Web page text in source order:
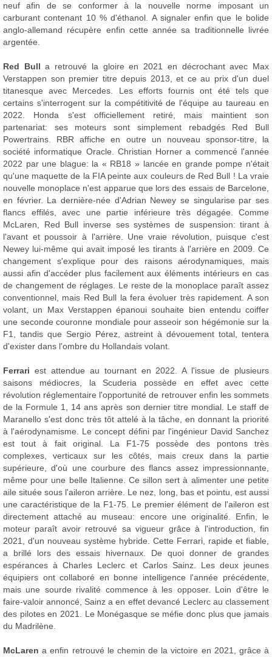
neuf afin de se conformer à la nouvelle norme imposant un
carburant contenant 10 % d'éthanol. A signaler enfin que le bolide
anglo-allemand récupère enfin cette année sa traditionnelle livrée
argentée.
Red Bull a retrouvé la gloire en 2021 en décrochant avec Max
Verstappen son premier titre depuis 2013, et ce au prix d'un duel
titanesque avec Mercedes. Les efforts fournis ont été tels que
certains s'interrogent sur la compétitivité de l'équipe au taureau en
2022. Honda s'est officiellement retiré, mais maintient son
partenariat: ses moteurs sont simplement rebadgés Red Bull
Powertrains. RBR affiche en outre un nouveau sponsor-titre, la
société informatique Oracle. Christian Horner a commencé l'année
2022 par une blague: la « RB18 » lancée en grande pompe n'était
qu'une maquette de la FIA peinte aux couleurs de Red Bull ! La vraie
nouvelle monoplace n'est apparue que lors des essais de Barcelone,
en février. La dernière-née d'Adrian Newey se singularise par ses
flancs effilés, avec une partie inférieure très dégagée. Comme
McLaren, Red Bull inverse ses systèmes de suspension: tirant à
l'avant et poussoir à l'arrière. Une vraie révolution, puisque c'est
Newey lui-même qui avait imposé les tirants à l'arrière en 2009. Ce
changement s'explique pour des raisons aérodynamiques, mais
aussi afin d'accéder plus facilement aux éléments intérieurs en cas
de changement de réglages. Le reste de la monoplace paraît assez
conventionnel, mais Red Bull la fera évoluer très rapidement. A son
volant, un Max Verstappen épanoui souhaite bien entendu coiffer
une seconde couronne mondiale pour asseoir son hégémonie sur la
F1, tandis que Sergio Pérez, astreint à dévouement total, tentera
d'exister dans l'ombre du Hollandais volant.
Ferrari est attendue au tournant en 2022. A l'issue de plusieurs
saisons médiocres, la Scuderia possède en effet avec cette
révolution réglementaire l'opportunité de retrouver enfin les sommets
de la Formule 1, 14 ans après son dernier titre mondial. Le staff de
Maranello s'est donc très tôt attelé à la tâche, en donnant la priorité
à l'aérodynamisme. Le concept défini par l'ingénieur David Sanchez
est tout à fait original. La F1-75 possède des pontons très
complexes, verticaux sur les côtés, mais creux dans la partie
supérieure, d'où une courbure des flancs assez impressionnante,
même pour une belle Italienne. Ce sillon sert à alimenter une petite
aile située sous l'aileron arrière. Le nez, long, bas et pointu, est aussi
une caractéristique de la F1-75. Le premier élément de l'aileron est
directement attaché au museau: encore une originalité. Enfin, le
moteur paraît avoir retrouvé sa vigueur grâce à l'introduction, fin
2021, d'un nouveau système hybride. Cette Ferrari, rapide et fiable,
a brillé lors des essais hivernaux. De quoi donner de grandes
espérances à Charles Leclerc et Carlos Sainz. Les deux jeunes
équipiers ont collaboré en bonne intelligence l'année précédente,
mais une sourde rivalité commence à les opposer. Loin d'être le
faire-valoir annoncé, Sainz a en effet devancé Leclerc au classement
des pilotes en 2021. Le Monégasque se méfie donc plus que jamais
du Madrilène.
McLaren a enfin retrouvé le chemin de la victoire en 2021, grâce à